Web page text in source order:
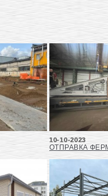
10-10-2023
ОТПРАВКА